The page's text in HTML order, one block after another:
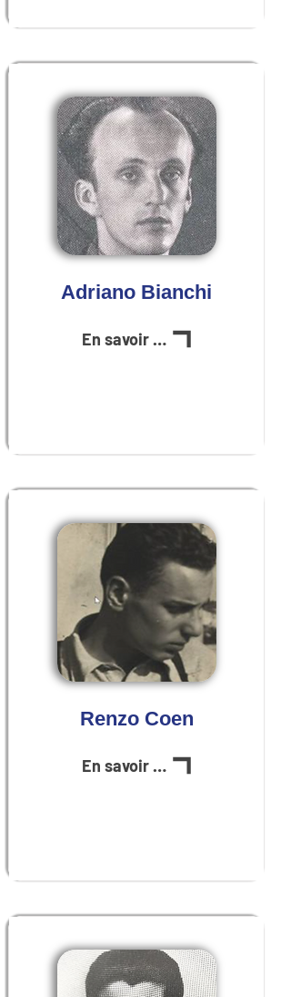
Adriano Bianchi
En savoir plus
Renzo Coen
En savoir plus